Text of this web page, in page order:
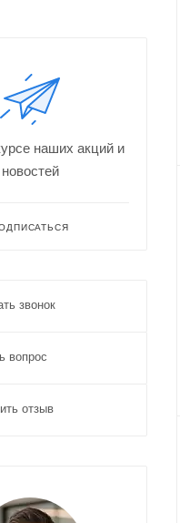
наших акций и
новостей
звонок
вопрос
отзыв